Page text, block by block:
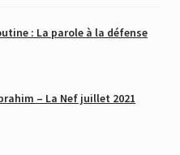
: La parole à la défense
– La Nef juillet 2021